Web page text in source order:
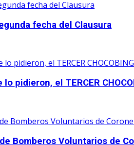
fecha del Clausura
pidieron, el TERCER
Bomberos Voluntarios de